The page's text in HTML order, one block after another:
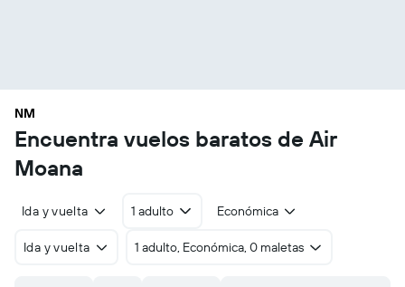
NM
Encuentra vuelos baratos de Air
Moana
Ida y vuelta 1 adulto Económica
Ida y vuelta 1 adulto, Económica, 0 maletas